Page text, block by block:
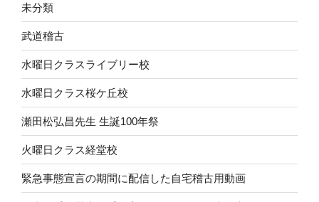
未分類
武道稽古
水曜日クラスライブリー校
水曜日クラス桜ケ丘校
瀬田松弘昌先生 生誕100年祭
火曜日クラス経堂校
緊急事態宣言の期間に配信した自宅稽古用動画